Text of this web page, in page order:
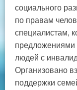
социального
по правам
специалистам,
предложениями
людей с
Организовано
поддержки